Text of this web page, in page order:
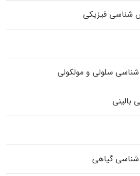
شناسی فیزیکی
سلولی و مولکولی
بالینی
گیاهی